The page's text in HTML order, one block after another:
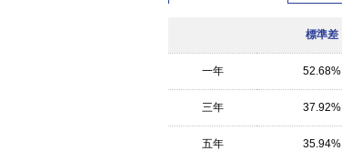
標準差
一年 52.68%
三年 37.92%
五年 35.94%